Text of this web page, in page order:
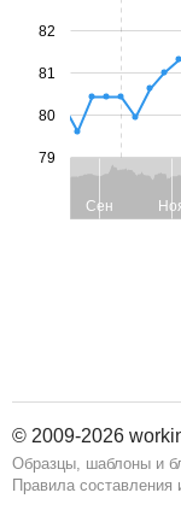
Сен
79
80
81
82
© 2009-2026
Образцы, шаблоны и
Правила составления